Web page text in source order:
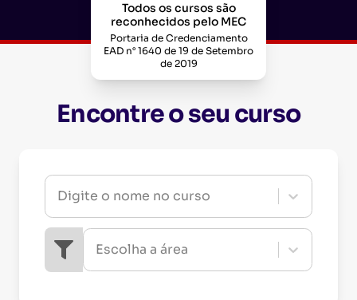
Todos os cursos são
reconhecidos pelo MEC
Portaria de Credenciamento
EAD n° 1640 de 19 de Setembro
de 2019
Encontre o seu curso
Digite o nome no curso
Escolha a área